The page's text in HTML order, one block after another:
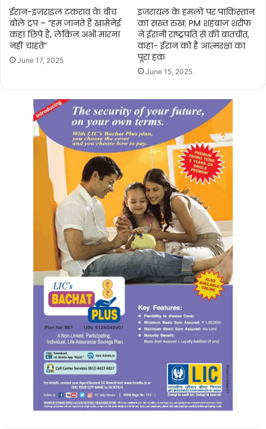
ईरान-इज़राइल टकराव के बीच
बोले ट्रंप – “हम जानते हैं खामेनेई
कहां छिपे हैं, लेकिन अभी मारना
नहीं चाहते”
June 17, 2025
इजरायल के हमलों पर पाकिस्तान
का सख्त रुख: PM शहबाज़ शरीफ
ने ईरानी राष्ट्रपति से की बातचीत,
कहा- ईरान को है आत्मरक्षा का
पूरा हक़
June 15, 2025